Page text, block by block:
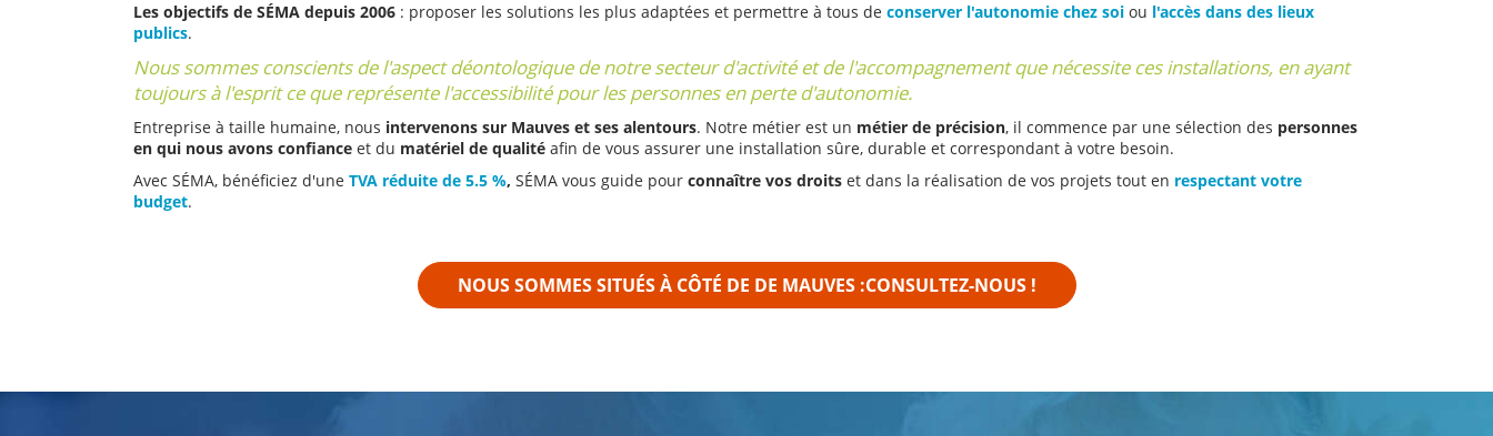
Les objectifs de SÉMA depuis 2006: proposer les solutions les plus adaptées et permettre à tous de conserver l'autonomie chez soiou l'accès dans des lieux
publics.
Nous sommes conscients de l'aspect déontologique de notre secteur d'activité et de l'accompagnement que nécessite ces installations, en ayant
toujours à l'esprit ce que représente l'accessibilité pour les personnes en perte d'autonomie.
Entreprise à taille humaine, nous intervenons sur Mauves et ses alentours. Notre métier est un métier de précision, il commence par une sélection des personnes
en qui nous avons confianceet du matériel de qualitéafin de vous assurer une installation sûre, durable et correspondant à votre besoin.
Avec SÉMA, bénéficiez d'une TVA réduite de 5.5 %, SÉMA vous guide pour connaître vos droitset dans la réalisation de vos projets tout en respectant votre
budget.
NOUS SOMMES SITUÉS À CÔTÉ DE DE MAUVES :CONSULTEZ-NOUS !